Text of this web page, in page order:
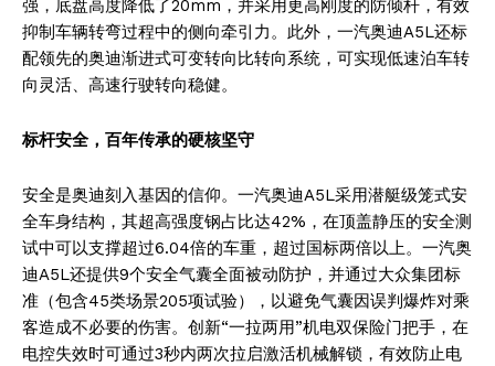
News Week
强，底盘高度降低了20mm，并采用更高刚度的防倾杆，有效
抑制车辆转弯过程中的侧向牵引力。此外，一汽奥迪A5L还标
配领先的奥迪渐进式可变转向比转向系统，可实现低速泊车转
向灵活、高速行驶转向稳健。
标杆安全，百年传承的硬核坚守
安全是奥迪刻入基因的信仰。一汽奥迪A5L采用潜艇级笼式安
全车身结构，其超高强度钢占比达42%，在顶盖静压的安全测
试中可以支撑超过6.04倍的车重，超过国标两倍以上。一汽奥
迪A5L还提供9个安全气囊全面被动防护，并通过大众集团标
准（包含45类场景205项试验），以避免气囊因误判爆炸对乘
客造成不必要的伤害。创新“一拉两用”机电双保险门把手，在
电控失效时可通过3秒内两次拉启激活机械解锁，有效防止电